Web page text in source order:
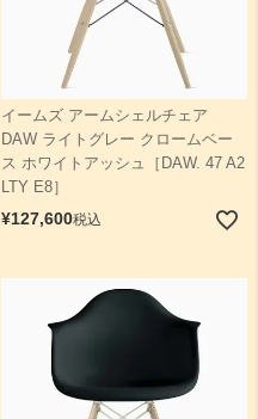
イームズ アームシェルチェア
DAW ライトグレー クロームベー
ス ホワイトアッシュ［DAW. 47 A2
LTY E8］
¥127,600税込